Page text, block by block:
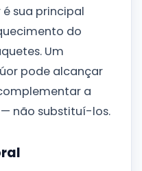
sua principal
do
Um
pode alcançar
a
não substituí-los.